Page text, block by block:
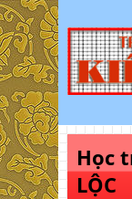
Học
LỘC